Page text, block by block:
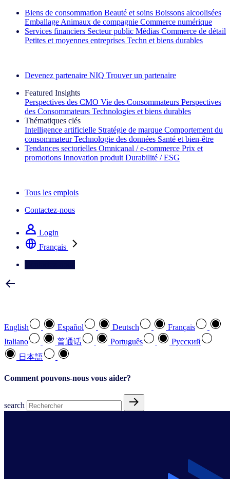
Biens de consommation Beauté et soins Boissons alcoolisées
Emballage Animaux de compagnie Commerce numérique
Services financiers Secteur public Médias Commerce de détail
Petites et moyennes entreprises Techn et biens durables
Devenez partenaire NIQ Trouver un partenaire
Featured Insights
Perspectives des CMO Vie des Consommateurs Perspectives
des Consommateurs Technologies et biens durables
Thématiques clés
Intelligence artificielle Stratégie de marque Comportement du
consommateur Technologie des données Santé et bien‑être
Tendances sectorielles Omnicanal / e‑commerce Prix et
promotions Innovation produit Durabilité / ESG
Tous les emplois
Contactez-nous
Login
Français
English Español Deutsch
Français
Italiano
普通话 Português
Pусский
日本語
Comment pouvons-nous vous aider?
search